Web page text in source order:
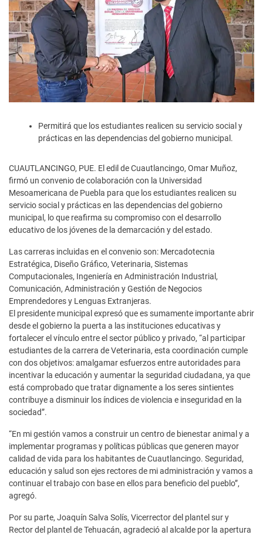
Permitirá que los estudiantes realicen su servicio social y
prácticas en las dependencias del gobierno municipal.
CUAUTLANCINGO, PUE. El edil de Cuautlancingo, Omar Muñoz,
firmó un convenio de colaboración con la Universidad
Mesoamericana de Puebla para que los estudiantes realicen su
servicio social y prácticas en las dependencias del gobierno
municipal, lo que reafirma su compromiso con el desarrollo
educativo de los jóvenes de la demarcación y del estado.
Las carreras incluidas en el convenio son: Mercadotecnia
Estratégica, Diseño Gráfico, Veterinaria, Sistemas
Computacionales, Ingeniería en Administración Industrial,
Comunicación, Administración y Gestión de Negocios
Emprendedores y Lenguas Extranjeras.
El presidente municipal expresó que es sumamente importante abrir
desde el gobierno la puerta a las instituciones educativas y
fortalecer el vínculo entre el sector público y privado, “al participar
estudiantes de la carrera de Veterinaria, esta coordinación cumple
con dos objetivos: amalgamar esfuerzos entre autoridades para
incentivar la educación y aumentar la seguridad ciudadana, ya que
está comprobado que tratar dignamente a los seres sintientes
contribuye a disminuir los índices de violencia e inseguridad en la
sociedad”.
“En mi gestión vamos a construir un centro de bienestar animal y a
implementar programas y políticas públicas que generen mayor
calidad de vida para los habitantes de Cuautlancingo. Seguridad,
educación y salud son ejes rectores de mi administración y vamos a
continuar el trabajo con base en ellos para beneficio del pueblo”,
agregó.
Por su parte, Joaquín Salva Solís, Vicerrector del plantel sur y
Rector del plantel de Tehuacán, agradeció al alcalde por la apertura